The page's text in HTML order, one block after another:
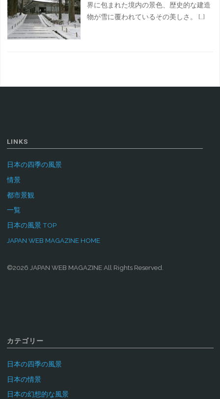
界に包まれた境内の景色、歴史的な建造
物が雪に覆われているその美しさ。 […]
LINKS
日本の四季の風景
情景
都市景観
一覧
日本の風景 TOP
JAPAN WEB MAGAZINE HOME
©2026 JAPAN WEB MAGAZINE All Rights Reserved.
カテゴリー
日本の四季の風景
日本の情景
日本の幻想的な風景